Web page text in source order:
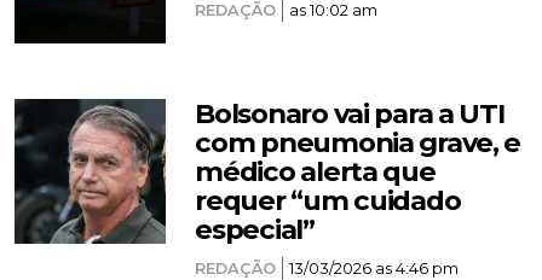
REDAÇÃO as 10:02 am
Bolsonaro vai para a UTI
com pneumonia grave, e
médico alerta que
requer “um cuidado
especial”
REDAÇÃO 13/03/2026 as 4:46 pm